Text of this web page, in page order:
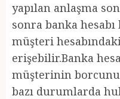
yapılan anlaşma
sonra banka hesabı
müşteri
erişebilir.Banka
müşterinin
bazı durumlarda